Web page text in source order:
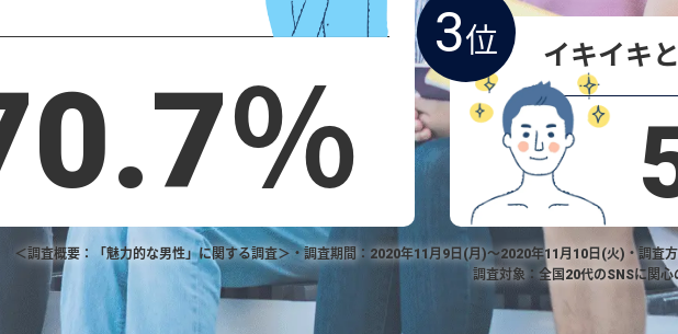
％
イキイキ
3位
＜調査概要：「魅力的な男性」に関する調査＞・調査期間：2020年11月9日(月)～2020年11月10日(火)・調査
調査対象：全国20代のSNSに関